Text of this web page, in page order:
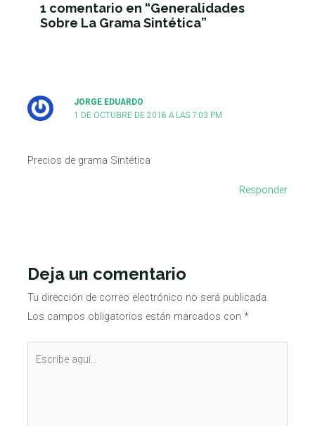
1 comentario en “Generalidades
Sobre La Grama Sintética”
JORGE EDUARDO
1 DE OCTUBRE DE 2018 A LAS 7:03 PM
Precios de grama Sintética
Responder
Deja un comentario
Tu dirección de correo electrónico no será publicada.
Los campos obligatorios están marcados con*